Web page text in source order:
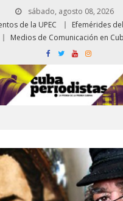
sábado, agosto 08, 2026
de la UPEC
Efemérides
Medios de Comunicación en